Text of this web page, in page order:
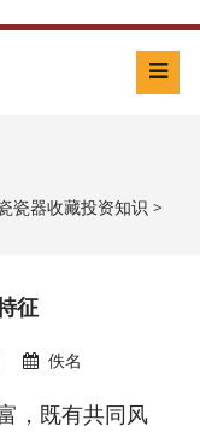
瓷器收藏投资知识 >
征
佚名
，既有共同风